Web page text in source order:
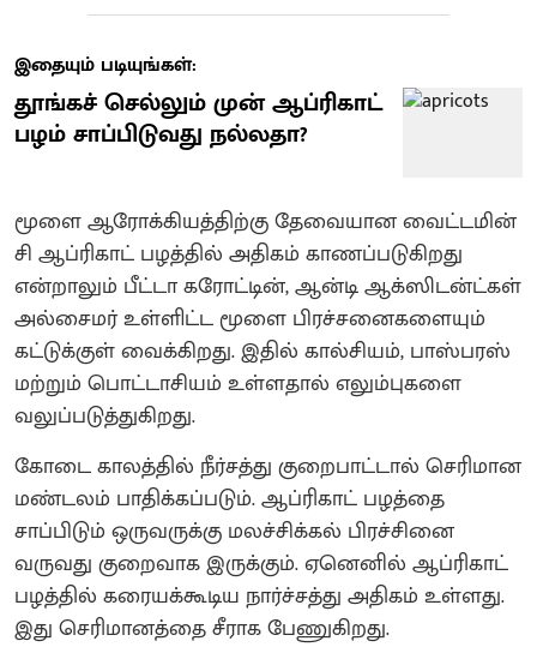
இதையும் படியுங்கள்:
தூங்கச் செல்லும் முன் ஆப்ரிகாட்
பழம் சாப்பிடுவது நல்லதா?
மூளை ஆரோக்கியத்திற்கு தேவையான வைட்டமின்
சி ஆப்ரிகாட் பழத்தில் அதிகம் காணப்படுகிறது
என்றாலும் பீட்டா கரோட்டின், ஆன்டி ஆக்ஸிடன்ட்கள்
அல்சைமர் உள்ளிட்ட மூளை பிரச்சனைகளையும்
கட்டுக்குள் வைக்கிறது. இதில் கால்சியம், பாஸ்பரஸ்
மற்றும் பொட்டாசியம் உள்ளதால் எலும்புகளை
வலுப்படுத்துகிறது.
கோடை காலத்தில் நீர்சத்து குறைபாட்டால் செரிமான
மண்டலம் பாதிக்கப்படும். ஆப்ரிகாட் பழத்தை
சாப்பிடும் ஒருவருக்கு மலச்சிக்கல் பிரச்சினை
வருவது குறைவாக இருக்கும். ஏனெனில் ஆப்ரிகாட்
பழத்தில் கரையக்கூடிய நார்ச்சத்து அதிகம் உள்ளது.
இது செரிமானத்தை சீராக பேணுகிறது.